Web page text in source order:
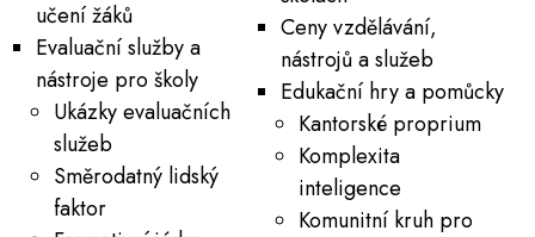
učení žáků
Evaluační služby a
nástroje pro školy
Ukázky evaluačních
služeb
Směrodatný lidský
faktor
Ceny vzdělávání,
nástrojů a služeb
Edukační hry a pomůcky
Kantorské proprium
Komplexita
inteligence
Komunitní kruh pro